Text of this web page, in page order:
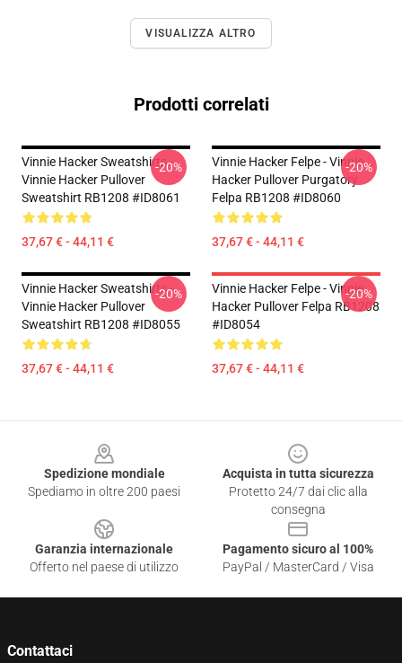
VISUALIZZA ALTRO
Prodotti correlati
Vinnie Hacker Sweatshirts -
Vinnie Hacker Pullover
Sweatshirt RB1208 #ID8061
37,67 € - 44,11 €
-20%
Vinnie Hacker Felpe - Vinnie
Hacker Pullover Purgatory
Felpa RB1208 #ID8060
37,67 € - 44,11 €
-20%
Vinnie Hacker Sweatshirts -
Vinnie Hacker Pullover
Sweatshirt RB1208 #ID8055
37,67 € - 44,11 €
-20%
Vinnie Hacker Felpe - Vinnie
Hacker Pullover Felpa RB1208
#ID8054
37,67 € - 44,11 €
-20%
Spedizione mondiale
Spediamo in oltre 200 paesi
Acquista in tutta sicurezza
Protetto 24/7 dai clic alla
consegna
Garanzia internazionale
Offerto nel paese di utilizzo
Pagamento sicuro al 100%
PayPal / MasterCard / Visa
Contattaci